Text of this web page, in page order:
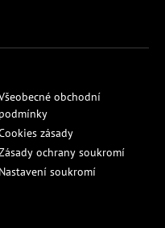
obchodní
podmínky
zásady
ochrany soukromí
Nastavení soukromí